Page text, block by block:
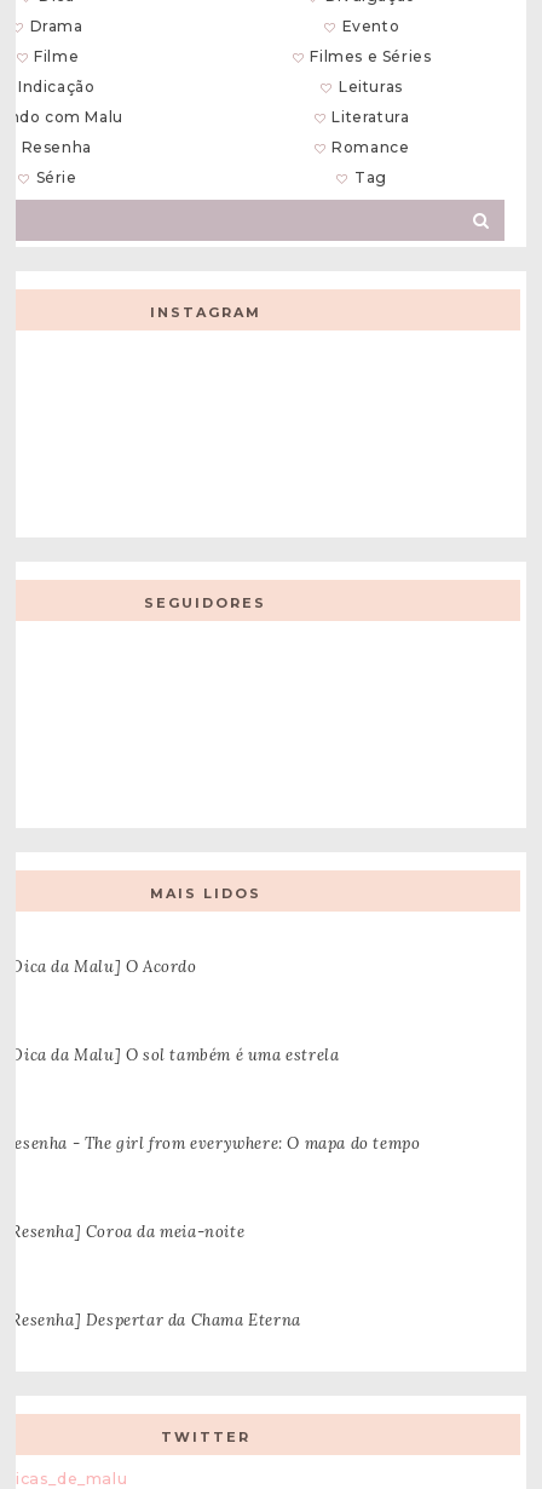
Drama
Evento
Filme
Filmes e Séries
Indicação
Leituras
com Malu
Literatura
Resenha
Romance
Série
Tag
INSTAGRAM
SEGUIDORES
MAIS LIDOS
[Dica da Malu] O Acordo
[Dica da Malu] O sol também é uma estrela
Resenha - The girl from everywhere: O mapa do tempo
[Resenha] Coroa da meia-noite
[Resenha] Despertar da Chama Eterna
TWITTER